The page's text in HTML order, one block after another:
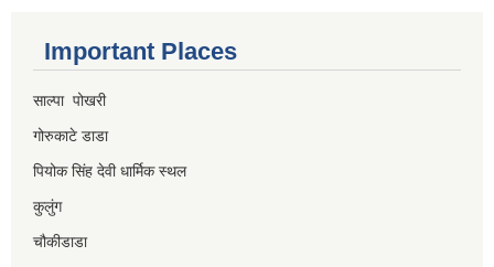
Important Places
साल्पा पोखरी
गोरुकाटे डाडा
पियोक सिंह देवी धार्मिक स्थल
कुलुंग
चौकीडाडा